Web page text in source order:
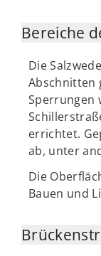
Bereiche
Die
Abschnitten
Sperrungen
errichtet.
ab, unter
Die
Bauen und